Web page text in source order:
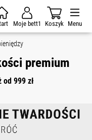
Moje bett1 Koszyk Menu
premium
od 999 zł